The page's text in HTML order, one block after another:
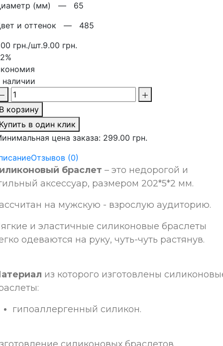
(мм) — 65
и оттенок — 485
грн./шт.9.00 грн.
наличии
корзину
в один клик
цена заказа: 299.00 грн.
Отзывов (0)
браслет – это недорогой и
аксессуар, размером 202*5*2 мм.
на мужскую - взрослую аудиторию.
и эластичные силиконовые браслеты
одеваются на руку, чуть-чуть растянув.
из которого изготовлены
гипоаллергенный силикон.